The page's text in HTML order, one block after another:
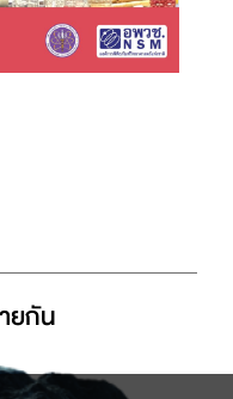
ยกัน